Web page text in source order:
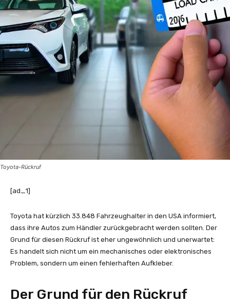
Toyota-Rückruf
[ad_1]
Toyota hat kürzlich 33.848 Fahrzeughalter in den USA informiert,
dass ihre Autos zum Händler zurückgebracht werden sollten. Der
Grund für diesen Rückruf ist eher ungewöhnlich und unerwartet:
Es handelt sich nicht um ein mechanisches oder elektronisches
Problem, sondern um einen fehlerhaften Aufkleber.
Der Grund für den Rückruf